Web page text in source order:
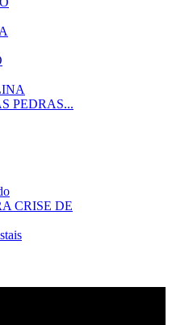
PEDRAS...
CRISE DE